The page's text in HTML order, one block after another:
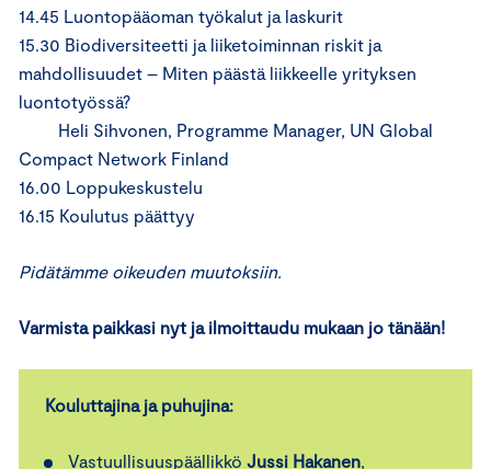
14.45 Luontopääoman työkalut ja laskurit
15.30 Biodiversiteetti ja liiketoiminnan riskit ja
mahdollisuudet – Miten päästä liikkeelle yrityksen
luontotyössä?
Heli Sihvonen, Programme Manager, UN Global
Compact Network Finland
16.00 Loppukeskustelu
16.15 Koulutus päättyy
Pidätämme oikeuden muutoksiin.
Varmista paikkasi nyt ja ilmoittaudu mukaan jo tänään!
Kouluttajina ja puhujina:
Vastuullisuuspäällikkö Jussi Hakanen,